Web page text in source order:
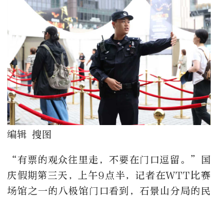
编辑 搜图
“有票的观众往里走，不要在门口逗留。”国
庆假期第三天，上午9点半，记者在WTT比赛
场馆之一的八极馆门口看到，石景山分局的民